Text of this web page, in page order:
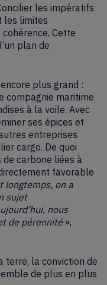
les impératifs
les limites
Cette
plan de
plus grand :
compagnie maritime
à la voile. Avec
ses épices et
entreprises
cargo. De quoi
de carbone liées à
favorable
longtemps, on a
sujet
nous
de pérennité»,
terre, la conviction de
de plus en plus